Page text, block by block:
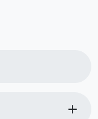
add